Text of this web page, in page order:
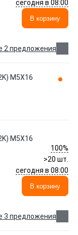
сегодня в 08:00
В корзину
2 предложения
M5X16
M5X16
100%
>20 шт.
сегодня в 08:00
В корзину
3 предложения